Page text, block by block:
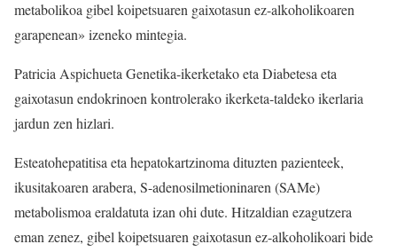
metabolikoa gibel koipetsuaren gaixotasun ez-alkoholikoaren
garapenean» izeneko mintegia.
Patricia Aspichueta Genetika-ikerketako eta Diabetesa eta
gaixotasun endokrinoen kontrolerako ikerketa-taldeko ikerlaria
jardun zen hizlari.
Esteatohepatitisa eta hepatokartzinoma dituzten pazienteek,
ikusitakoaren arabera, S-adenosilmetioninaren (SAMe)
metabolismoa eraldatuta izan ohi dute. Hitzaldian ezagutzera
eman zenez, gibel koipetsuaren gaixotasun ez-alkoholikoari bide